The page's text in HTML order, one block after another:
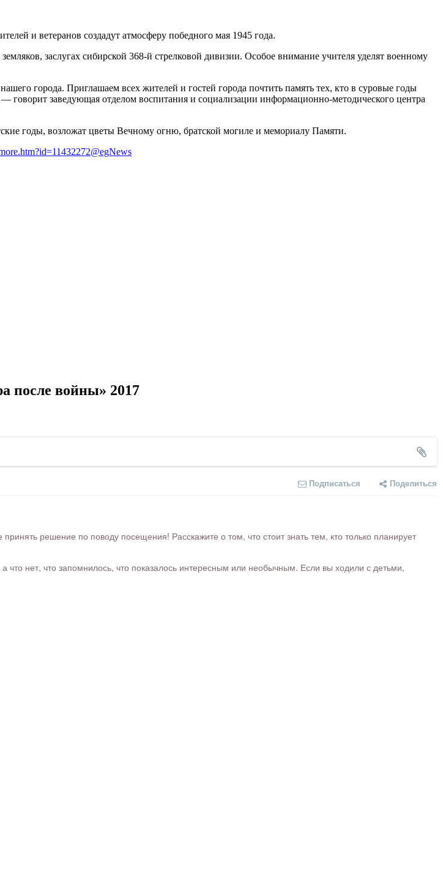
и ветеранов создадут атмосферу победного мая 1945 года.
заслугах сибирской 368-й стрелковой дивизии. Особое внимание учителя уделят военному
города. Приглашаем всех жителей и гостей города почтить память тех, кто в суровые годы
заведующая отделом воспитания и социализации информационно-методического центра
годы, возложат цветы Вечному огню, братской могиле и мемориалу Памяти.
после войны» 2017
Подписаться Поделиться
решение по поводу посещения! Расскажите о том, что стоит знать тем, кто только планирует
нет, что запомнилось, что показалось интересным или необычным. Если вы ходили с детьми,